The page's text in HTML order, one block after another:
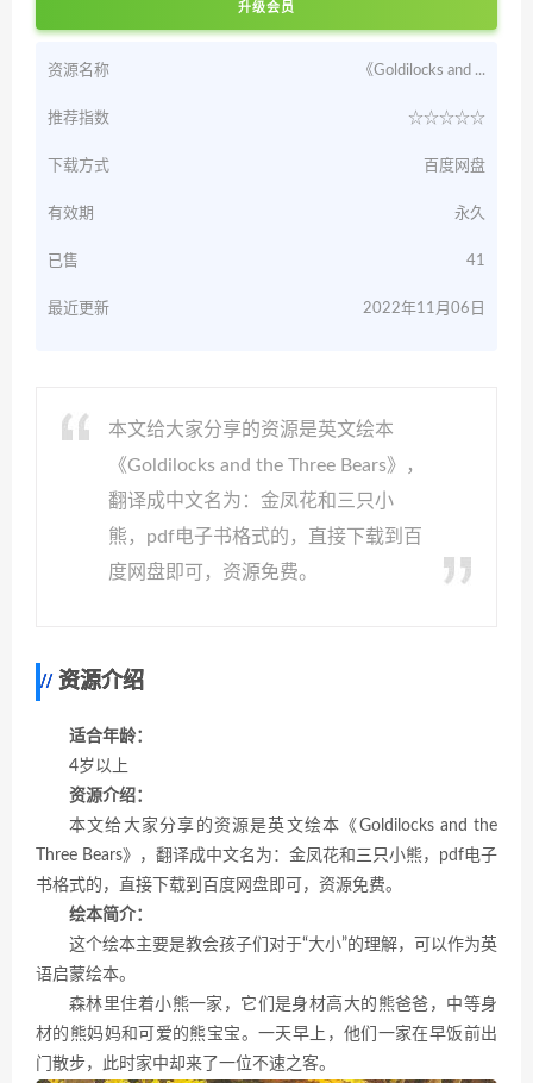
升级会员
资源名称 《Goldilocks and ...
推荐指数 ☆☆☆☆☆
下载方式 百度网盘
有效期 永久
已售 41
最近更新 2022年11月06日
本文给大家分享的资源是英文绘本
《Goldilocks and the Three Bears》，
翻译成中文名为：金凤花和三只小
熊，pdf电子书格式的，直接下载到百
度网盘即可，资源免费。
资源介绍
适合年龄：
4岁以上
资源介绍：
本文给大家分享的资源是英文绘本《Goldilocks and the
Three Bears》，翻译成中文名为：金凤花和三只小熊，pdf电子
书格式的，直接下载到百度网盘即可，资源免费。
绘本简介：
这个绘本主要是教会孩子们对于“大小”的理解，可以作为英
语启蒙绘本。
森林里住着小熊一家，它们是身材高大的熊爸爸，中等身
材的熊妈妈和可爱的熊宝宝。一天早上，他们一家在早饭前出
门散步，此时家中却来了一位不速之客。